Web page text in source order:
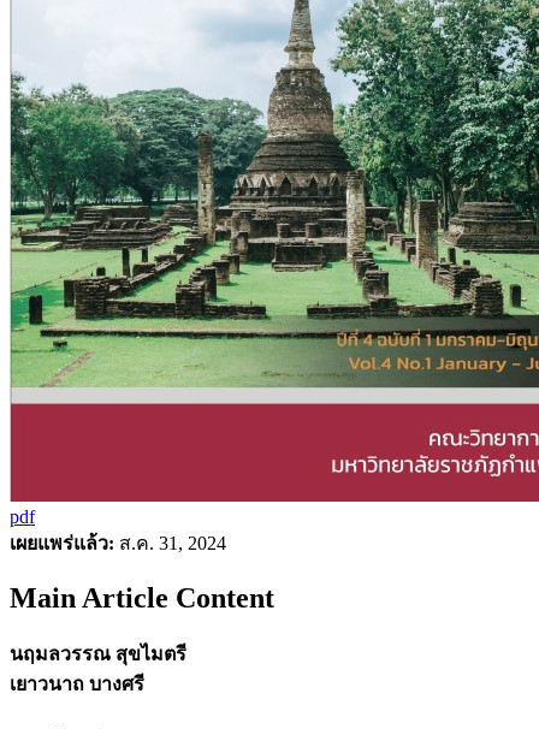
pdf
เผยแพร่แล้ว: ส.ค. 31, 2024
Main Article Content
นฤมลวรรณ สุขไมตรี
เยาวนาถ บางศรี